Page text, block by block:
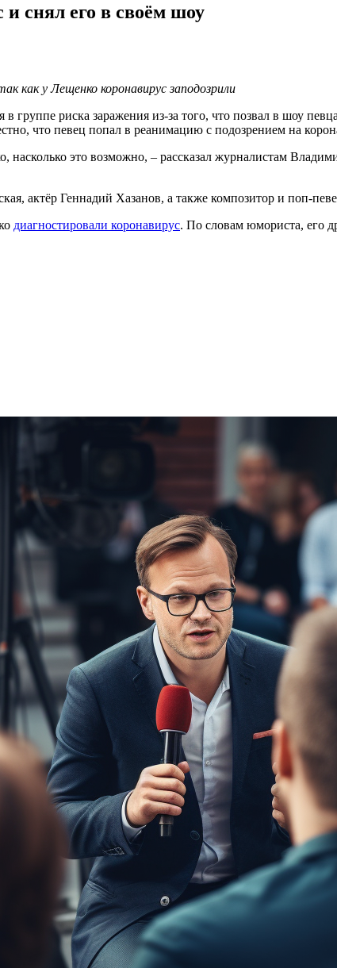
снял его в своём шоу
как у Лещенко коронавирус заподозрили
группе риска заражения из-за того, что позвал в шоу
что певец попал в реанимацию с подозрением на
насколько это возможно, – рассказал журналистам
актёр Геннадий Хазанов, а также композитор и поп-
диагностировали коронавирус. По словам юмориста, его